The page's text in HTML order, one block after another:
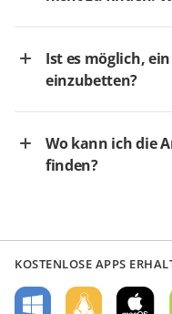
Ist es möglich,
einzubetten?
Wo kann ich die
finden?
KOSTENLOSE APPS